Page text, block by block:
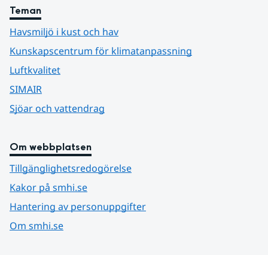
Teman
Havsmiljö i kust och hav
Kunskapscentrum för klimatanpassning
Luftkvalitet
SIMAIR
Sjöar och vattendrag
Om webbplatsen
Tillgänglighetsredogörelse
Kakor på smhi.se
Hantering av personuppgifter
Om smhi.se